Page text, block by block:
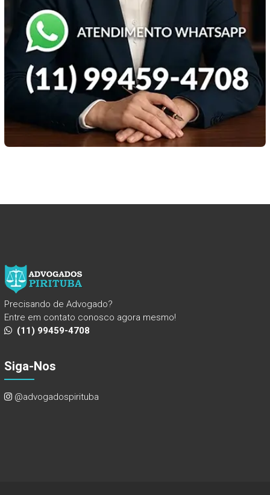
Precisando de Advogado?
Entre em contato conosco agora mesmo!
(11) 99459-4708
Siga-Nos
@advogadospirituba